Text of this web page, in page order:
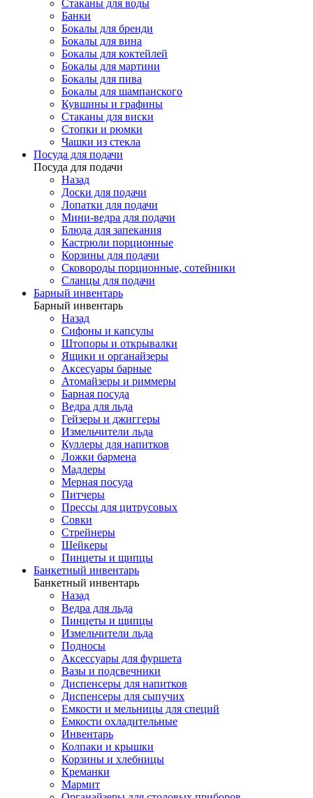
Стаканы для воды
Банки
Бокалы для бренди
Бокалы для вина
Бокалы для коктейлей
Бокалы для мартини
Бокалы для пива
Бокалы для шампанского
Кувшины и графины
Стаканы для виски
Стопки и рюмки
Чашки из стекла
Посуда для подачи
Посуда для подачи
Назад
Доски для подачи
Лопатки для подачи
Мини-ведра для подачи
Блюда для запекания
Кастрюли порционные
Корзины для подачи
Сковороды порционные, сотейники
Сланцы для подачи
Барный инвентарь
Барный инвентарь
Назад
Сифоны и капсулы
Штопоры и открывалки
Ящики и органайзеры
Аксесуары барные
Атомайзеры и риммеры
Барная посуда
Ведра для льда
Гейзеры и джиггеры
Измельчители льда
Куллеры для напитков
Ложки бармена
Мадлеры
Мерная посуда
Питчеры
Прессы для цитрусовых
Совки
Стрейнеры
Шейкеры
Пинцеты и щипцы
Банкетный инвентарь
Банкетный инвентарь
Назад
Ведра для льда
Пинцеты и щипцы
Измельчители льда
Подносы
Аксессуары для фуршета
Вазы и подсвечники
Диспенсеры для напитков
Диспенсеры для сыпучих
Емкости и мельницы для специй
Емкости охладительные
Инвентарь
Колпаки и крышки
Корзины и хлебницы
Креманки
Мармит